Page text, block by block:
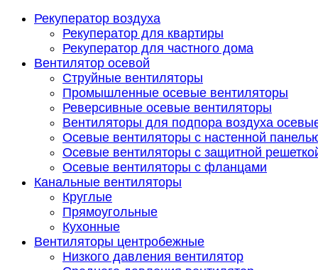
Рекуператор воздуха
Рекуператор для квартиры
Рекуператор для частного дома
Вентилятор осевой
Струйные вентиляторы
Промышленные осевые вентиляторы
Реверсивные осевые вентиляторы
Вентиляторы для подпора воздуха
Осевые вентиляторы с настенной
Осевые вентиляторы с защитной
Осевые вентиляторы с фланцами
Канальные вентиляторы
Круглые
Прямоугольные
Кухонные
Вентиляторы центробежные
Низкого давления вентилятор